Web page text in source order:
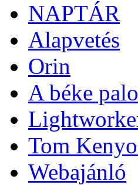
NAPTÁR
Alapvetés
Orin
A béke
Tom
Webajánló